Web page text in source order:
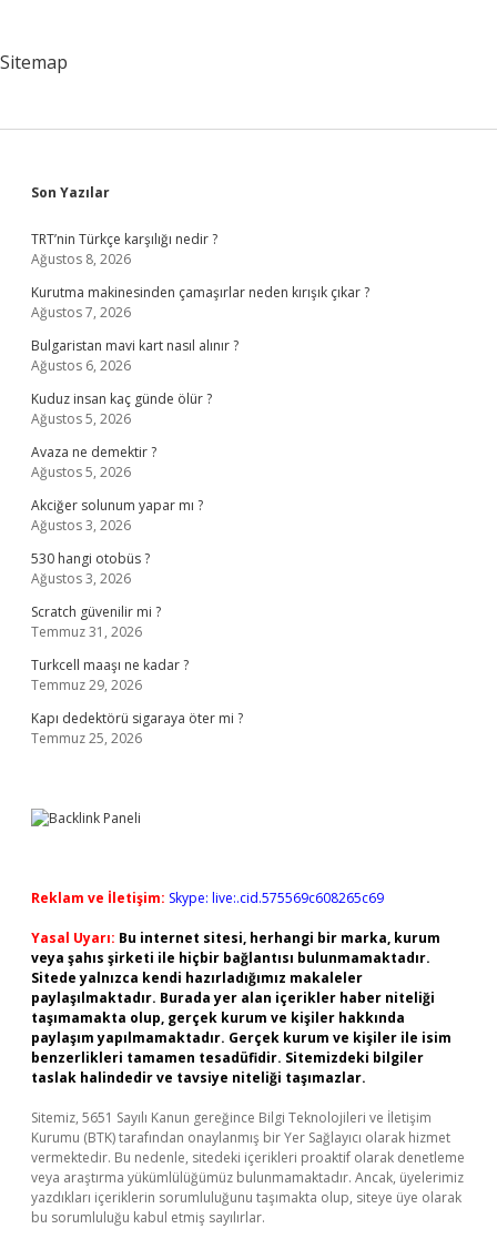
Sitemap
Sidebar
Son Yazılar
TRT’nin Türkçe karşılığı nedir ?
Ağustos 8, 2026
Kurutma makinesinden çamaşırlar neden kırışık çıkar ?
Ağustos 7, 2026
Bulgaristan mavi kart nasıl alınır ?
Ağustos 6, 2026
Kuduz insan kaç günde ölür ?
Ağustos 5, 2026
Avaza ne demektir ?
Ağustos 5, 2026
Akciğer solunum yapar mı ?
Ağustos 3, 2026
530 hangi otobüs ?
Ağustos 3, 2026
Scratch güvenilir mi ?
Temmuz 31, 2026
Turkcell maaşı ne kadar ?
Temmuz 29, 2026
Kapı dedektörü sigaraya öter mi ?
Temmuz 25, 2026
Reklam ve İletişim: Skype: live:.cid.575569c608265c69
Yasal Uyarı: Bu internet sitesi, herhangi bir marka, kurum
veya şahıs şirketi ile hiçbir bağlantısı bulunmamaktadır.
Sitede yalnızca kendi hazırladığımız makaleler
paylaşılmaktadır. Burada yer alan içerikler haber niteliği
taşımamakta olup, gerçek kurum ve kişiler hakkında
paylaşım yapılmamaktadır. Gerçek kurum ve kişiler ile isim
benzerlikleri tamamen tesadüfidir. Sitemizdeki bilgiler
taslak halindedir ve tavsiye niteliği taşımazlar.
Sitemiz, 5651 Sayılı Kanun gereğince Bilgi Teknolojileri ve İletişim
Kurumu (BTK) tarafından onaylanmış bir Yer Sağlayıcı olarak hizmet
vermektedir. Bu nedenle, sitedeki içerikleri proaktif olarak denetleme
veya araştırma yükümlülüğümüz bulunmamaktadır. Ancak, üyelerimiz
yazdıkları içeriklerin sorumluluğunu taşımakta olup, siteye üye olarak
bu sorumluluğu kabul etmiş sayılırlar.